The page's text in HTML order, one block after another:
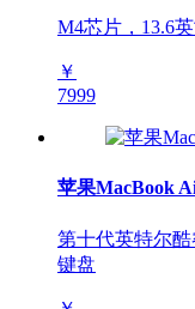
M4芯片，13.6
￥
7999
苹果MacBook
第十代英特尔
键盘